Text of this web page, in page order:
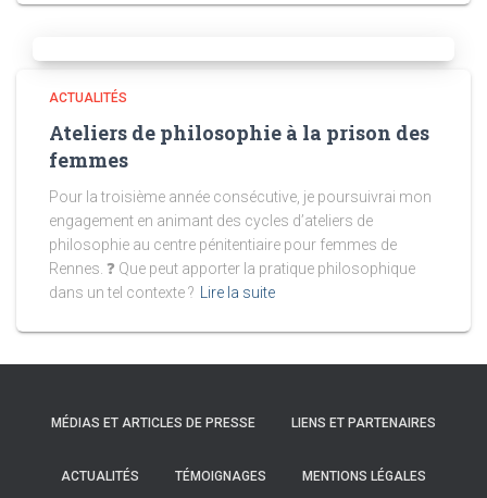
ACTUALITÉS
Ateliers de philosophie à la prison des
femmes
Pour la troisième année consécutive, je poursuivrai mon
engagement en animant des cycles d’ateliers de
philosophie au centre pénitentiaire pour femmes de
Rennes. ❓ Que peut apporter la pratique philosophique
dans un tel contexte ?
Lire la suite
MÉDIAS ET ARTICLES DE PRESSE LIENS ET PARTENAIRES
ACTUALITÉS TÉMOIGNAGES MENTIONS LÉGALES